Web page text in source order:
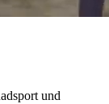
und